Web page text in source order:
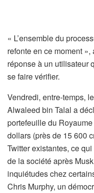
« L’ensemble du
refonte en ce moment
réponse à un utilisateur
se faire vérifier.
Vendredi, entre-temps,
Alwaleed bin Talal a
portefeuille du
dollars (près de 15 600
Twitter existantes, ce
de la société après
inquiétudes chez
Chris Murphy, un